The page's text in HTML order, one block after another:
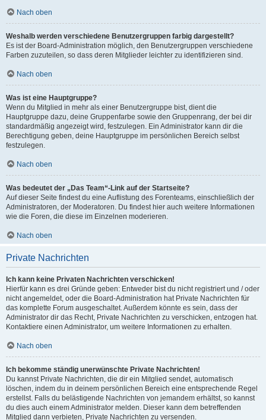
Nach oben
Weshalb werden verschiedene Benutzergruppen farbig dargestellt?
Es ist der Board-Administration möglich, den Benutzergruppen verschiedene
Farben zuzuteilen, so dass deren Mitglieder leichter zu identifizieren sind.
Nach oben
Was ist eine Hauptgruppe?
Wenn du Mitglied in mehr als einer Benutzergruppe bist, dient die
Hauptgruppe dazu, deine Gruppenfarbe sowie den Gruppenrang, der bei dir
standardmäßig angezeigt wird, festzulegen. Ein Administrator kann dir die
Berechtigung geben, deine Hauptgruppe im persönlichen Bereich selbst
festzulegen.
Nach oben
Was bedeutet der „Das Team“-Link auf der Startseite?
Auf dieser Seite findest du eine Auflistung des Forenteams, einschließlich der
Administratoren, der Moderatoren. Du findest hier auch weitere Informationen
wie die Foren, die diese im Einzelnen moderieren.
Nach oben
Private Nachrichten
Ich kann keine Privaten Nachrichten verschicken!
Hierfür kann es drei Gründe geben: Entweder bist du nicht registriert und / oder
nicht angemeldet, oder die Board-Administration hat Private Nachrichten für
das komplette Forum ausgeschaltet. Außerdem könnte es sein, dass der
Administrator dir das Recht, Private Nachrichten zu verschicken, entzogen hat.
Kontaktiere einen Administrator, um weitere Informationen zu erhalten.
Nach oben
Ich bekomme ständig unerwünschte Private Nachrichten!
Du kannst Private Nachrichten, die dir ein Mitglied sendet, automatisch
löschen, indem du in deinem persönlichen Bereich eine entsprechende Regel
erstellst. Falls du belästigende Nachrichten von jemandem erhältst, so kannst
du dies auch einem Administrator melden. Dieser kann dem betreffenden
Mitglied dann verbieten, Private Nachrichten zu versenden.